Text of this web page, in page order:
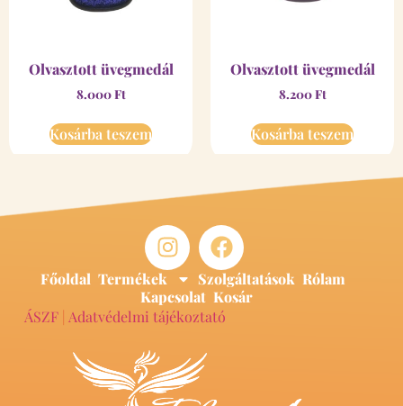
Olvasztott üvegmedál
8.000Ft
Kosárba teszem
Olvasztott üvegmedál
8.200Ft
Kosárba teszem
Főoldal Termékek Szolgáltatások Rólam
Kapcsolat Kosár
ÁSZF| Adatvédelmi tájékoztató